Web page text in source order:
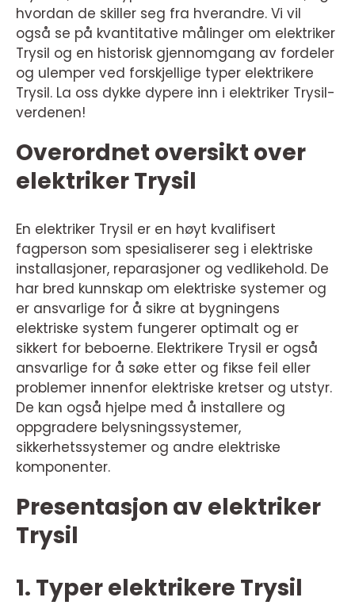
hvordan de skiller seg fra hverandre. Vi vil
også se på kvantitative målinger om elektriker
Trysil og en historisk gjennomgang av fordeler
og ulemper ved forskjellige typer elektrikere
Trysil. La oss dykke dypere inn i elektriker Trysil-
verdenen!
Overordnet oversikt over
elektriker Trysil
En elektriker Trysil er en høyt kvalifisert
fagperson som spesialiserer seg i elektriske
installasjoner, reparasjoner og vedlikehold. De
har bred kunnskap om elektriske systemer og
er ansvarlige for å sikre at bygningens
elektriske system fungerer optimalt og er
sikkert for beboerne. Elektrikere Trysil er også
ansvarlige for å søke etter og fikse feil eller
problemer innenfor elektriske kretser og utstyr.
De kan også hjelpe med å installere og
oppgradere belysningssystemer,
sikkerhetssystemer og andre elektriske
komponenter.
Presentasjon av elektriker
Trysil
1. Typer elektrikere Trysil